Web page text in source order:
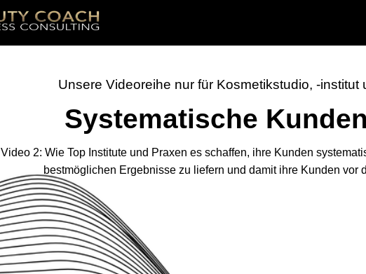
Unsere Videoreihe nur für Kosmetikstudio, -institut
Systematische
Video 2: Wie Top Institute und Praxen es schaffen, ihre Kunden
bestmöglichen Ergebnisse zu liefern und damit ihre Kunden vor